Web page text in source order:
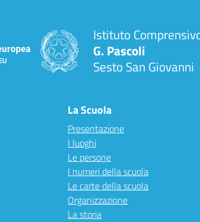
Istituto
G. Pascoli
Sesto San Giovanni
La Scuola
Presentazione
I luoghi
Le persone
I numeri della scuola
Le carte della scuola
Organizzazione
La storia